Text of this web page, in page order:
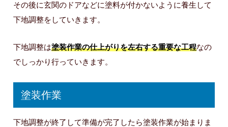
その後に玄関のドアなどに塗料が付かないように養生して
下地調整をしていきます。
下地調整は塗装作業の仕上がりを左右する重要な工程なの
でしっかり行っていきます。
塗装作業
下地調整が終了して準備が完了したら塗装作業が始まりま